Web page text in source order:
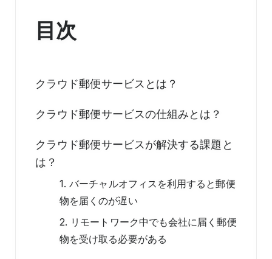
目次
クラウド郵便サービスとは？
クラウド郵便サービスの仕組みとは？
クラウド郵便サービスが解決する課題と
は？
1. バーチャルオフィスを利用すると郵便
物を届くのが遅い
2. リモートワーク中でも会社に届く郵便
物を受け取る必要がある